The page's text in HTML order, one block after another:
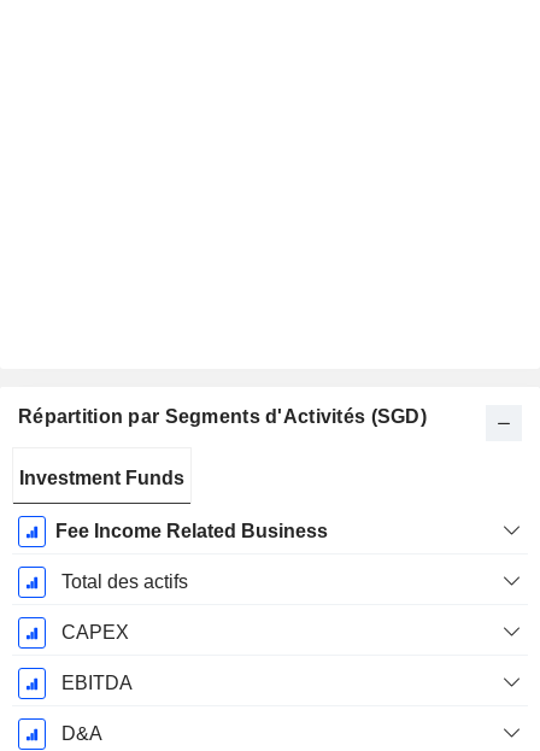
Répartition par Segments d'Activités (SGD)
Fiscale:
Décembre
Investment Funds
Fee Income Related Business
Total des actifs
CAPEX
EBITDA
D&A